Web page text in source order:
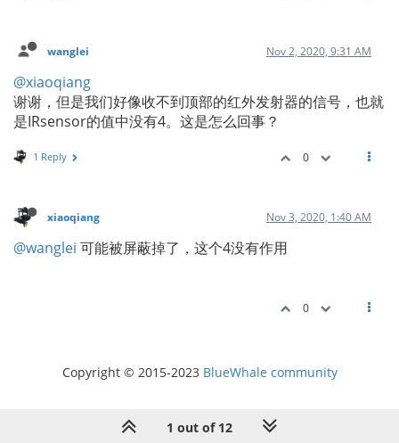
wanglei Nov 2, 2020, 9:31 AM
@xiaoqiang
谢谢，但是我们好像收不到顶部的红外发射器的信号，也就
是IRsensor的值中没有4。这是怎么回事？
1 Reply 0
xiaoqiang Nov 3, 2020, 1:40 AM
@wanglei 可能被屏蔽掉了，这个4没有作用
0
1 out of 12
Copyright © 2015-2023 BlueWhale community